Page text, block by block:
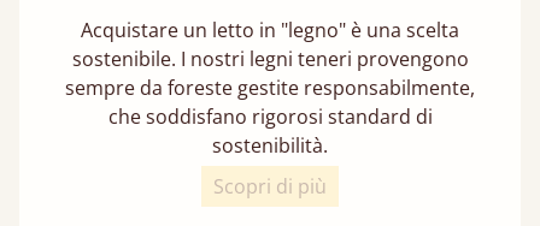
Acquistare un letto in "legno" è una scelta
sostenibile. I nostri legni teneri provengono
sempre da foreste gestite responsabilmente,
che soddisfano rigorosi standard di
sostenibilità.
Scopri di più